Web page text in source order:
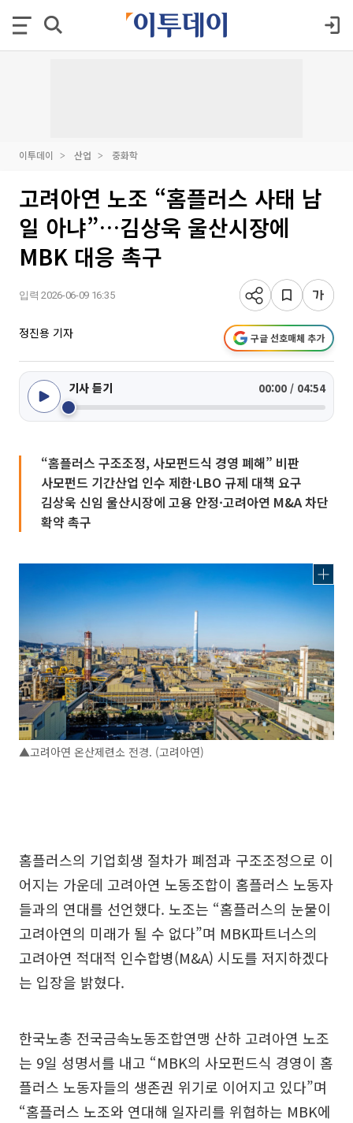
이투데이 산업 중화학
고려아연 노조 “홈플러스 사태 남
일 아냐”…김상욱 울산시장에
MBK 대응 촉구
입력 2026-06-09 16:35
정진용 기자 구글 선호매체 추가
기사 듣기 00:00 / 04:54
“홈플러스 구조조정, 사모펀드식 경영 폐해” 비판
사모펀드 기간산업 인수 제한·LBO 규제 대책 요구
김상욱 신임 울산시장에 고용 안정·고려아연 M&A 차단
확약 촉구
▲고려아연 온산제련소 전경. (고려아연)
홈플러스의 기업회생 절차가 폐점과 구조조정으로 이
어지는 가운데 고려아연 노동조합이 홈플러스 노동자
들과의 연대를 선언했다. 노조는 “홈플러스의 눈물이
고려아연의 미래가 될 수 없다”며 MBK파트너스의
고려아연 적대적 인수합병(M&A) 시도를 저지하겠다
는 입장을 밝혔다.
한국노총 전국금속노동조합연맹 산하 고려아연 노조
는 9일 성명서를 내고 “MBK의 사모펀드식 경영이 홈
플러스 노동자들의 생존권 위기로 이어지고 있다”며
“홈플러스 노조와 연대해 일자리를 위협하는 MBK에